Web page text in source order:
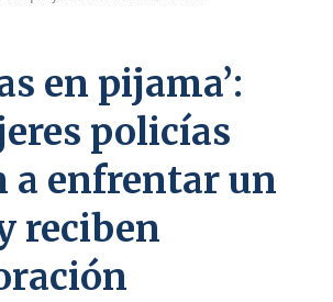
en pijama’:
policías
a enfrentar un
reciben